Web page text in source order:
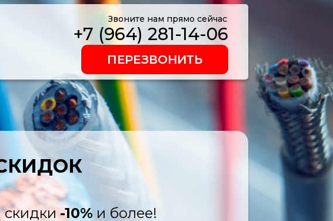
ПЕРЕЗВОНИТЬ
+7 (964) 281-14-06
Звоните нам прямо сейчас
скидки -10% и более!